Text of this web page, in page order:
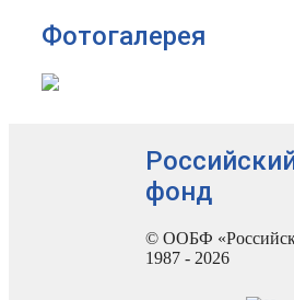
Фотогалерея
фонд
© ООБФ
1987 - 2026